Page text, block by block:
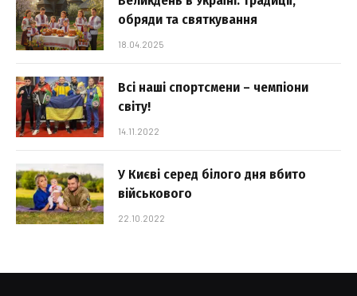
обряди та святкування
18.04.2025
Всі наші спортсмени – чемпіони
світу!
14.11.2022
У Києві серед білого дня вбито
військового
22.10.2022